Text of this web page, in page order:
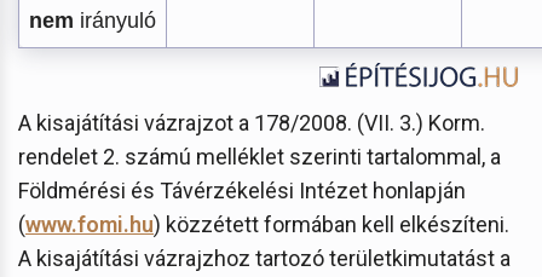
nem irányuló
A kisajátítási vázrajzot a 178/2008. (VII. 3.) Korm.
rendelet 2. számú melléklet szerinti tartalommal, a
Földmérési és Távérzékelési Intézet honlapján
(www.fomi.hu) közzétett formában kell elkészíteni.
A kisajátítási vázrajzhoz tartozó területkimutatást a